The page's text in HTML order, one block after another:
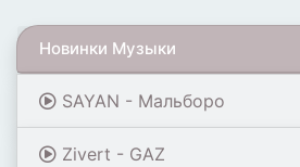
Новинки Музыки
SAYAN - Мальборо
Zivert - GAZ